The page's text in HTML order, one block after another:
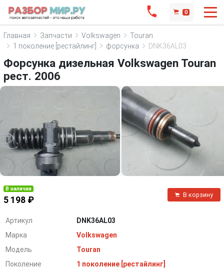
0
Главная Запчасти Volkswagen
Touran
1 поколение [рестайлинг]
форсунка DNK36AL03
Форсунка дизельная Volkswagen Touran
рест. 2006
В наличии
5 198 ₽
В корзину
Артикул
DNK36AL03
Марка
Volkswagen
Модель
Touran
Поколение
1 поколение [рестайлинг]